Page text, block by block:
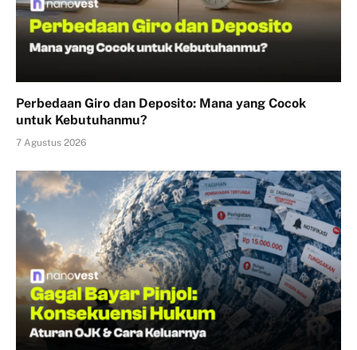
Perbedaan Giro dan Deposito: Mana yang Cocok
untuk Kebutuhanmu?
7 Agustus 2026